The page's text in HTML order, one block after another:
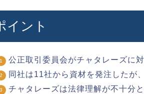
イント
公正取引委員会がチャタレーズに
同社は11社から資材を発注したが
チャタレーズは法律理解が不十分